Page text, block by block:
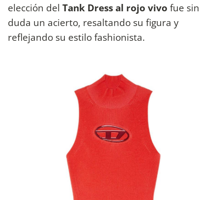
elección del Tank Dress al rojo vivo fue sin
duda un acierto, resaltando su figura y
reflejando su estilo fashionista.